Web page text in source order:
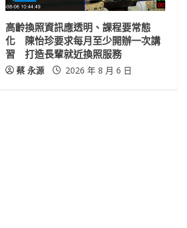
高齡換照資訊應透明、課程要常態
化 陳怡珍要求每月至少開辦一次講
習 打造長輩就近換照服務
蔡 永源 2026 年 8 月 6 日